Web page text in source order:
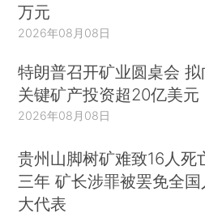
万元
2026年08月08日
特朗普召开矿业圆桌会 拟
关键矿产投资超20亿美元
2026年08月08日
贵州山脚树矿难致16人死
三年 矿长涉罪被罢免全国
大代表